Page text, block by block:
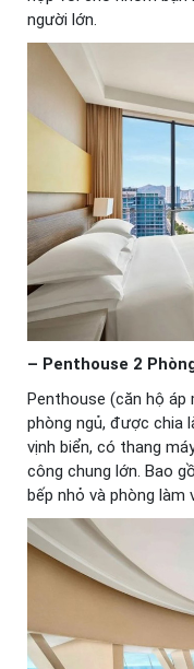
người lớn.
– Penthouse 2
Penthouse (căn hộ áp
phòng ngủ, được chia
vịnh biển, có thang
công chung lớn. Bao
bếp nhỏ và phòng làm